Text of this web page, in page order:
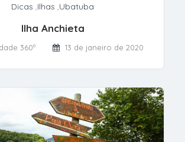
Dicas Ilhas Ubatuba
Ilha Anchieta
360º 13 de janeiro de 2020